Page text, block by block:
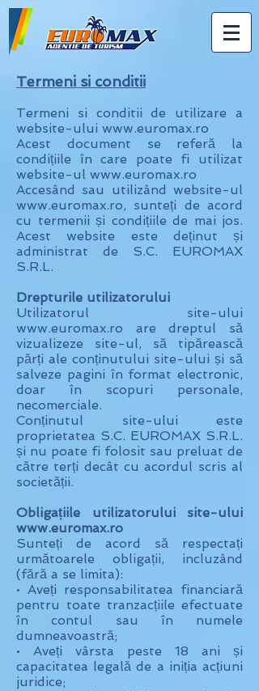
Termeni si conditii
Termeni si conditii de utilizare a
website-ului www.euromax.ro
Acest document se referă la
condițiile în care poate fi utilizat
website-ul www.euromax.ro
Accesând sau utilizând website-ul
www.euromax.ro, sunteți de acord
cu termenii și condițiile de mai jos.
Acest website este deținut și
administrat de S.C. EUROMAX
S.R.L.
Drepturile utilizatorului
Utilizatorul site-ului
www.euromax.ro are dreptul să
vizualizeze site-ul, să tipărească
părți ale conținutului site-ului și să
salveze pagini în format electronic,
doar în scopuri personale,
necomerciale.
Conținutul site-ului este
proprietatea S.C. EUROMAX S.R.L.
și nu poate fi folosit sau preluat de
către terți decât cu acordul scris al
societății.
Obligațiile utilizatorului site-ului
www.euromax.ro
Sunteți de acord să respectați
următoarele obligații, incluzând
(fără a se limita):
• Aveți responsabilitatea financiară
pentru toate tranzacțiile efectuate
în contul sau în numele
dumneavoastră;
• Aveți vârsta peste 18 ani și
capacitatea legală de a iniția acțiuni
juridice;